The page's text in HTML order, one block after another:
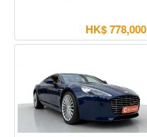
HK$ 778,000